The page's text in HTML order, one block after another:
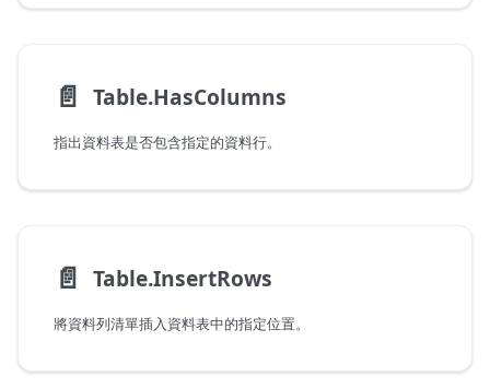
📄️ Table.HasColumns
指出資料表是否包含指定的資料行。
📄️ Table.InsertRows
將資料列清單插入資料表中的指定位置。